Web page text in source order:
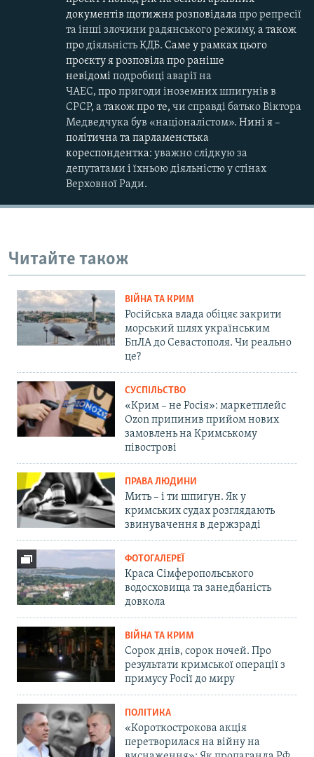
документів щотижня розповідала про репресії
та інші злочини радянського режиму, а також
продіяльність КДБ. Саме у рамках цього
проєкту я розповіла про раніше
невідомі подробиці аварії на
ЧАЕС, пропригоди іноземних шпигунів в
СРСР, а також про те, чи справді батько Віктора
Медведчука був «націоналістом». Нині я –
політична та парламенстька
кореспондентка: уважно слідкую за
депутатами і їхньою діяльністю у стінах
Верховної Ради.
Читайте також
ВІЙНА ТА КРИМ
Російська влада обіцяє закрити
морський шлях українським
БпЛА до Севастополя. Чи реально
це?
СУСПІЛЬСТВО
«Крим – не Росія»: маркетплейс
Ozon припинив прийом нових
замовлень на Кримському
півострові
ПРАВА ЛЮДИНИ
Мить – і ти шпигун. Як у
кримських судах розглядають
звинувачення в держзраді
ФОТОГАЛЕРЕЇ
Краса Сімферопольського
водосховища та занедбаність
довкола
ВІЙНА ТА КРИМ
Сорок днів, сорок ночей. Про
результати кримської операції з
примусу Росії до миру
ПОЛІТИКА
«Короткострокова акція
перетворилася на війну на